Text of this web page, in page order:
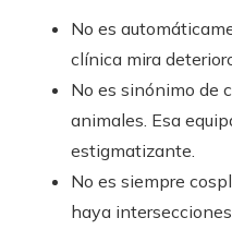
No es
clínica mira
No es sinónimo de
animales. Esa
estigmatizante.
No es siempre
haya